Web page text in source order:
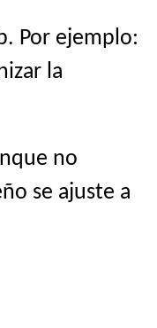
Por ejemplo:
la
no
se ajuste a